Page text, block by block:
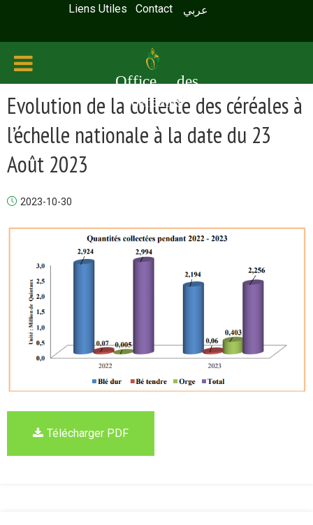
Liens Utiles Contact عربي
Office des
céréales
Evolution de la collecte des céréales à
l’échelle nationale à la date du 23
Août 2023
2023-10-30
Télécharger PDF